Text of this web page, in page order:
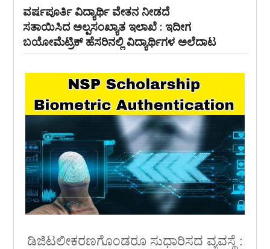
ವರ್ಷಪೂರ್ತಿ ವಿದ್ಯಾರ್ಥಿ ವೇತನ ನೀಡದೆ
ಸತಾಯಿಸಿದ ಅಲ್ಪಸಂಖ್ಯಾತ ಇಲಾಖೆ : ಇದೀಗ
ಬಯೋಮೆಟ್ರಿಕ್ ಹೆಸರಿನಲ್ಲಿ ವಿದ್ಯಾರ್ಥಿಗಳ ಅಲೆದಾಟ
ಡಿಜಿಟಲೀಕರಣಗೊಂಡರೂ ಸುಧಾರಿಸದ ವ್ಯವಸ್ಥೆ :